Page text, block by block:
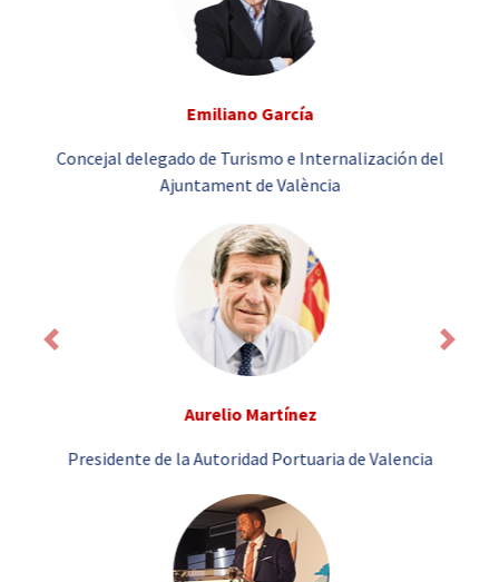
Emiliano García
Concejal delegado de Turismo e Internalización del
Ajuntament de València
Aurelio Martínez
Presidente de la Autoridad Portuaria de Valencia
Previous Next